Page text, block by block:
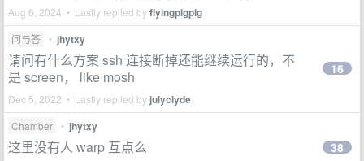
Aug 6, 2024 • Lastly replied byflyingpigpig
问与答 • jhytxy
请问有什么方案 ssh 连接断掉还能继续运行的，不
是 screen， like mosh
Dec 5, 2022 • Lastly replied by julyclyde
16
Chamber • jhytxy
这里没有人 warp 互点么 38